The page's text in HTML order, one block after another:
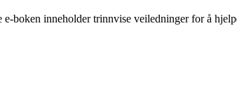
inneholder trinnvise veiledninger for å